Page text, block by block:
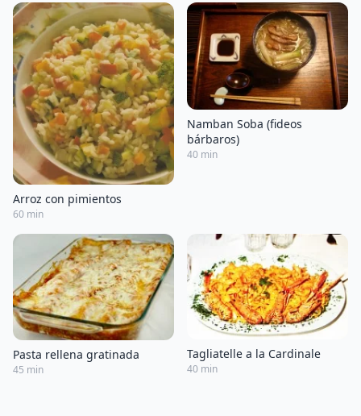
Arroz con pimientos
60 min
Namban Soba (fideos
bárbaros)
40 min
Pasta rellena gratinada
45 min
Tagliatelle a la Cardinale
40 min